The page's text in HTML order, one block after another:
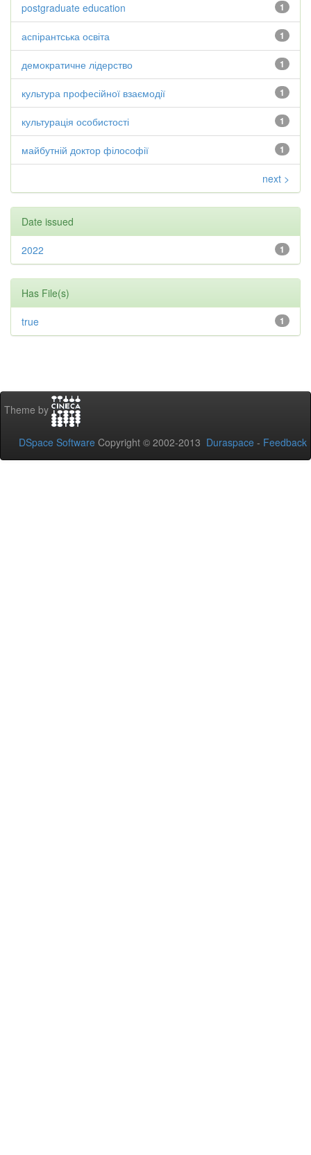
1
postgraduate education
1
аспірантська освіта
1
демократичне лідерство
1
культура професійної взаємодії
1
культурація особистості
1
майбутній доктор філософії
next >
Date issued
1
2022
Has File(s)
1
true
Theme by
DSpace Software Copyright © 2002-2013 Duraspace - Feedback